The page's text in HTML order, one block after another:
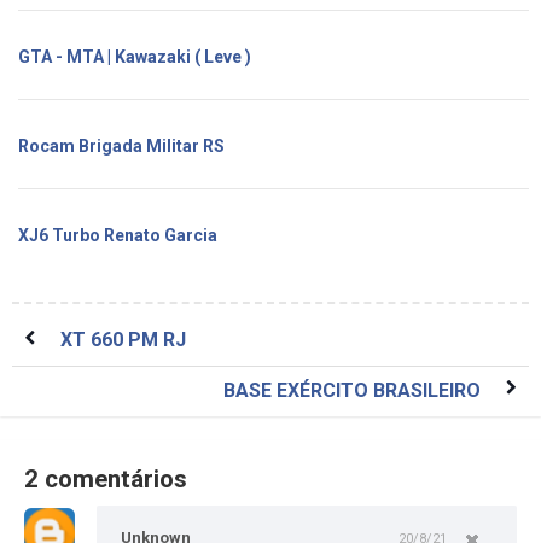
GTA - MTA | Kawazaki ( Leve )
Rocam Brigada Militar RS
XJ6 Turbo Renato Garcia
XT 660 PM RJ
BASE EXÉRCITO BRASILEIRO
2 comentários
Unknown 20/8/21